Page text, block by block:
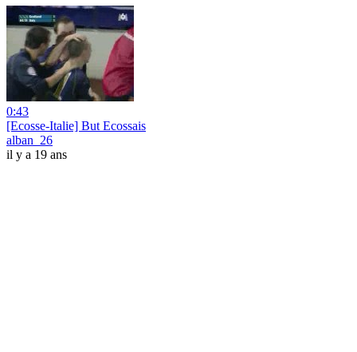
0:43
[Ecosse-Italie] But Ecossais
alban_26
il y a 19 ans